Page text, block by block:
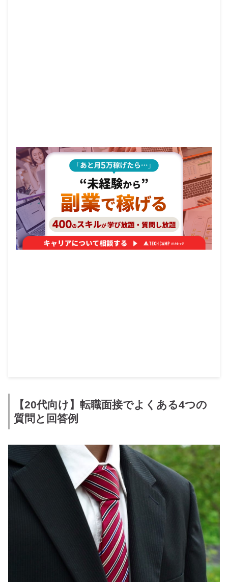
【20代向け】転職面接でよくある4つの
質問と回答例